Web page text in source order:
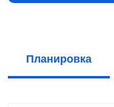
Планировка